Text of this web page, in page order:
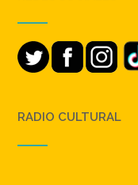
RADIO CULTURAL